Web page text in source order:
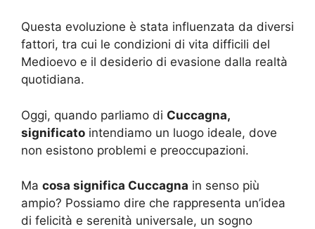
Questa evoluzione è stata influenzata da diversi
fattori, tra cui le condizioni di vita difficili del
Medioevo e il desiderio di evasione dalla realtà
quotidiana.
Oggi, quando parliamo di Cuccagna,
significato intendiamo un luogo ideale, dove
non esistono problemi e preoccupazioni.
Ma cosa significa Cuccagna in senso più
ampio? Possiamo dire che rappresenta un’idea
di felicità e serenità universale, un sogno